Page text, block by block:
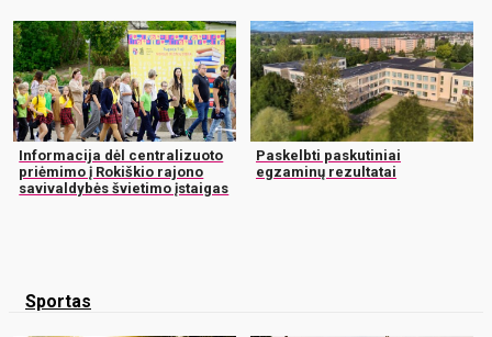
Informacija dėl centralizuoto
priėmimo į Rokiškio rajono
savivaldybės švietimo įstaigas
Paskelbti paskutiniai
egzaminų rezultatai
Sportas